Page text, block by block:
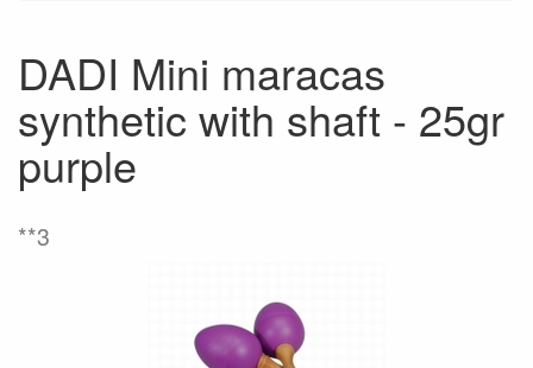
DADI Mini maracas
synthetic with shaft - 25gr
purple
**3